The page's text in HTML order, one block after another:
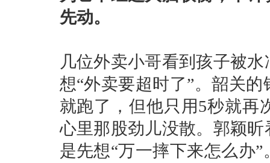
先动。
几位外卖小哥看到孩子被
想“外卖要超时了”。韶关
就跑了，但他只用5秒就
心里那股劲儿没散。郭颖
是先想“万一摔下来怎么办